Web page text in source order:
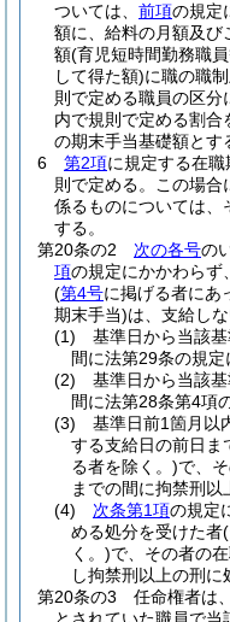
ついては、 前項の規定
額に、給料の月額及び
額(育児短時間勤務職
して得た額)に職の職
則で定める職員の区分
内で規則で定める割合
の期末手当基礎額とす
6
第2項に規定する在
則で定める。
この場合
係るものについては、
する。
第20条の2
次の各号の
項の規定にかかわらず、
(第4号に掲げる者にあ
期末手当)は、支給しな
(1)
基準日から当該
間に法第29条の規
(2)
基準日から当該
間に法第28条第4項
(3)
基準日前1箇月以
する支給日の前日ま
る者を除く。)で、
までの間に拘禁刑
(4)
次条第1項の規定
める処分を受けた者
く。)で、その者の
し拘禁刑以上の刑に
第20条の3
任命権者は